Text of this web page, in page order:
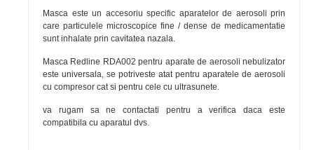
Masca este un accesoriu specific aparatelor de aerosoli prin
care particulele microscopice fine / dense de medicamentatie
sunt inhalate prin cavitatea nazala.
Masca Redline RDA002 pentru aparate de aerosoli nebulizator
este universala, se potriveste atat pentru aparatele de aerosoli
cu compresor cat si pentru cele cu ultrasunete.
va rugam sa ne contactati pentru a verifica daca este
compatibila cu aparatul dvs.